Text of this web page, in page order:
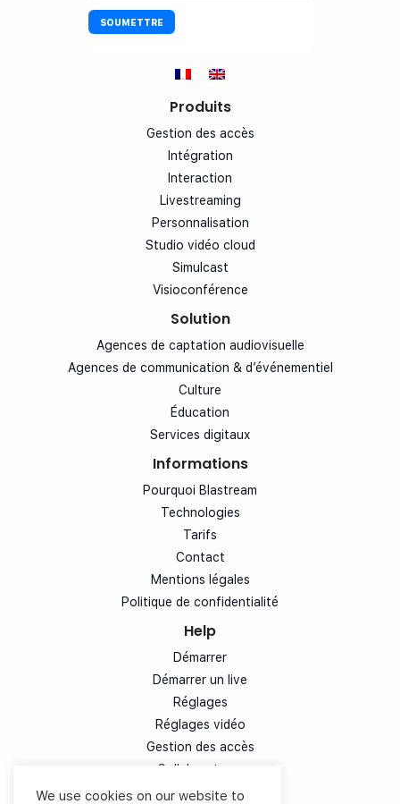
Produits
Gestion des accès
Intégration
Interaction
Livestreaming
Personnalisation
Studio vidéo cloud
Simulcast
Visioconférence
Solution
Agences de captation audiovisuelle
Agences de communication & d’événementiel
Culture
Éducation
Services digitaux
Informations
Pourquoi Blastream
Technologies
Tarifs
Contact
Mentions légales
Politique de confidentialité
Help
Démarrer
Démarrer un live
Réglages
Réglages vidéo
Gestion des accès
Collaborateurs
Diffusion simultanée
We use cookies on our website to